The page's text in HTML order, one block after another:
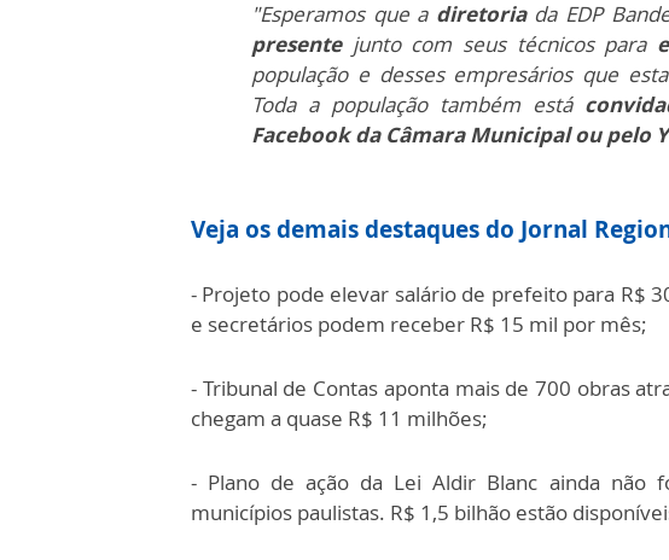
"Esperamos que a diretoria da EDP
presente junto com seus técnicos para
população e desses empresários que
Toda a população também está
Facebook da Câmara Municipal ou pelo
Veja os demais destaques do Jornal
- Projeto pode elevar salário de prefeito para R$
e secretários podem receber R$ 15 mil por mês;
- Tribunal de Contas aponta mais de 700 obras
chegam a quase R$ 11 milhões;
- Plano de ação da Lei Aldir Blanc ainda não
municípios paulistas. R$ 1,5 bilhão estão